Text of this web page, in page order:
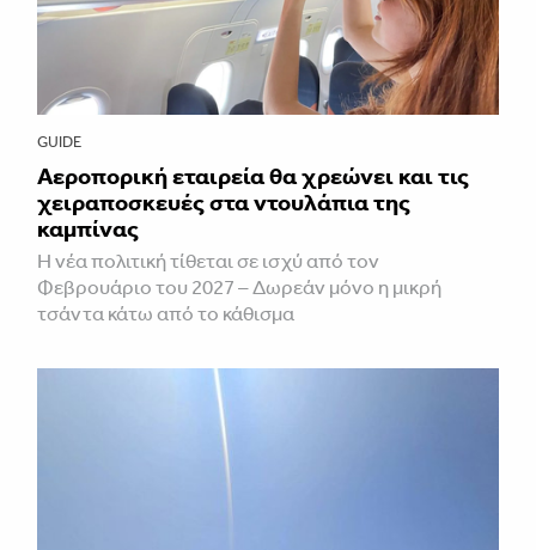
GUIDE
Αεροπορική εταιρεία θα χρεώνει και τις
χειραποσκευές στα ντουλάπια της
καμπίνας
Η νέα πολιτική τίθεται σε ισχύ από τον
Φεβρουάριο του 2027 – Δωρεάν μόνο η μικρή
τσάντα κάτω από το κάθισμα